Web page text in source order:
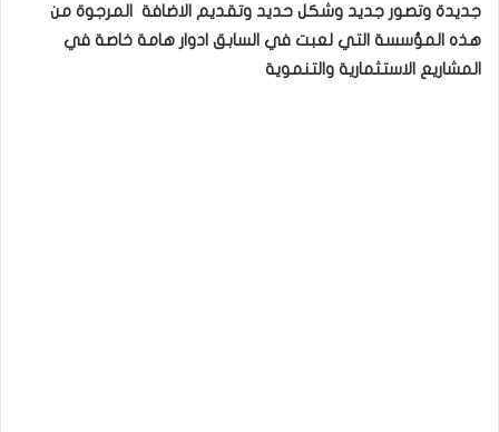
جديدة وتصور جديد وشكل حديد وتقديم الاضافة المرجوة من
هذه المؤسسة التي لعبت في السابق ادوار هامة خاصة في
المشاريع الاستثمارية والتنموية